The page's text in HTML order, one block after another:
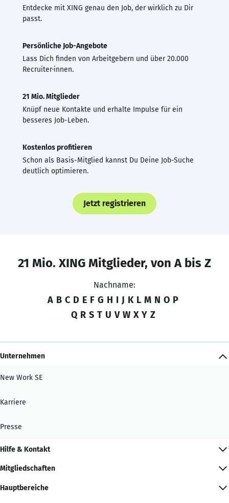
Entdecke mit XING genau den Job, der wirklich zu Dir
passt.
Persönliche Job-Angebote
Lass Dich finden von Arbeitgebern und über 20.000
Recruiter·innen.
21 Mio. Mitglieder
Knüpf neue Kontakte und erhalte Impulse für ein
besseres Job-Leben.
Kostenlos profitieren
Schon als Basis-Mitglied kannst Du Deine Job-Suche
deutlich optimieren.
Jetzt registrieren
21 Mio. XING Mitglieder, von A bis Z
Nachname:
A B C D E F G H I J K L M N O P
Q R S T U V W X Y Z
Unternehmen
New Work SE
Karriere
Presse
Hilfe & Kontakt
Mitgliedschaften
Hauptbereiche